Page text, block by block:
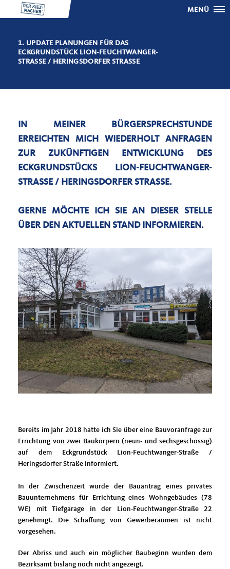
MENÜ
1. UPDATE PLANUNGEN FÜR DAS
ECKGRUNDSTÜCK LION-FEUCHTWANGER-
STRASSE / HERINGSDORFER STRASSE
IN MEINER BÜRGERSPRECHSTUNDE
ERREICHTEN MICH WIEDERHOLT ANFRAGEN
ZUR ZUKÜNFTIGEN ENTWICKLUNG DES
ECKGRUNDSTÜCKS LION-FEUCHTWANGER-
STRASSE / HERINGSDORFER STRASSE.
GERNE MÖCHTE ICH SIE AN DIESER STELLE
ÜBER DEN AKTUELLEN STAND INFORMIEREN.
Bereits im Jahr 2018 hatte ich Sie über eine Bauvoranfrage zur
Errichtung von zwei Baukörpern (neun- und sechsgeschossig)
auf dem Eckgrundstück Lion-Feuchtwanger-Straße /
Heringsdorfer Straße informiert.
In der Zwischenzeit wurde der Bauantrag eines privates
Bauunternehmens für Errichtung eines Wohngebäudes (78
WE) mit Tiefgarage in der Lion-Feuchtwanger-Straße 22
genehmigt. Die Schaffung von Gewerberäumen ist nicht
vorgesehen.
Der Abriss und auch ein möglicher Baubeginn wurden dem
Bezirksamt bislang noch nicht angezeigt.